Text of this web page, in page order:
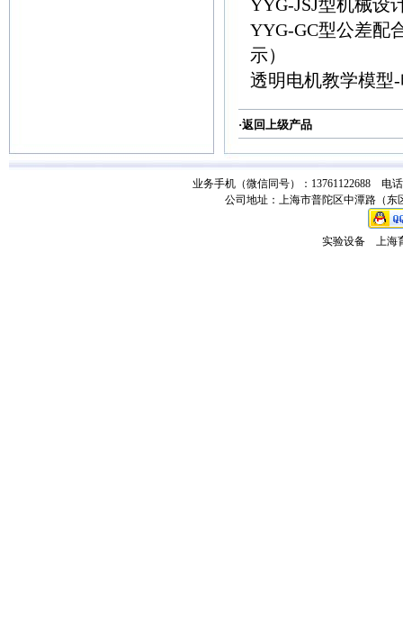
YYG-JSJ型机械设
YYG-GC型公差配
示）
透明电机教学模型
·返回上级产品
业务手机（微信同号）：13761122688 电
公司地址：上海市普陀区中潭路（
实验设备 上海